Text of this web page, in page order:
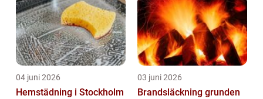
04 juni 2026
Hemstädning i Stockholm
03 juni 2026
Brandsläckning grunden